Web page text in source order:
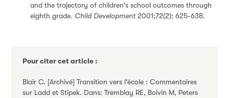
and the trajectory of children's school outcomes through
eighth grade. Child Development 2001;72(2): 625-638.
Pour citer cet article :
Blair C. [Archivé] Transition vers l'école : Commentaires
sur Ladd et Stipek. Dans: Tremblay RE, Boivin M, Peters